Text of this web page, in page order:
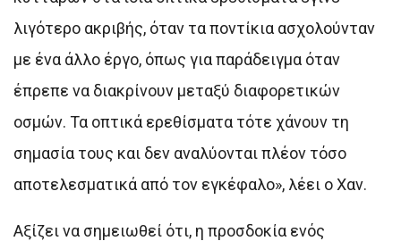
λιγότερο ακριβής, όταν τα ποντίκια ασχολούνταν
με ένα άλλο έργο, όπως για παράδειγμα όταν
έπρεπε να διακρίνουν μεταξύ διαφορετικών
οσμών. Τα οπτικά ερεθίσματα τότε χάνουν τη
σημασία τους και δεν αναλύονται πλέον τόσο
αποτελεσματικά από τον εγκέφαλο», λέει ο Χαν.
Αξίζει να σημειωθεί ότι, η προσδοκία ενός